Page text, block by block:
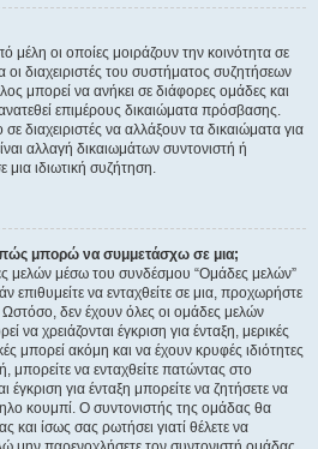
μέλη οι οποίες μοιράζουν την κοινότητα σε
οι διαχειριστές του συστήματος συζητήσεων
μπορεί να ανήκει σε διάφορες ομάδες και
επιμέρους δικαιώματα πρόσβασης.
διαχειριστές να αλλάξουν τα δικαιώματα για
αλλαγή δικαιωμάτων συντονιστή ή
ιδιωτική συζήτηση.
πώς μπορώ να συμμετάσχω σε μια;
μελών μέσω του συνδέσμου “Ομάδες μελών”
να ενταχθείτε σε μια, προχωρήστε
δεν έχουν όλες οι ομάδες μελών
να χρειάζονται έγκριση για ένταξη, μερικές
μπορεί ακόμη και να έχουν κρυφές ιδιότητες
μπορείτε να ενταχθείτε πατώντας στο
έγκριση για ένταξη μπορείτε να ζητήσετε να
κουμπί. Ο συντονιστής της ομάδας θα
και ίσως σας ρωτήσει γιατί θέλετε να